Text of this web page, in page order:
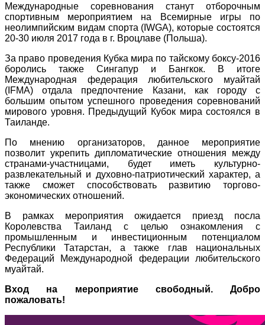
Международные соревнования станут отборочным
спортивным мероприятием на Всемирные игры по
неолимпийским видам спорта ( IWGA), которые состоятся
20-30 июля 2017 года в г. Вроцлаве (Польша).
За право проведения Кубка мира по тайскому боксу-2016
боролись также Сингапур и Бангкок. В итоге
Международная федерация любительского муайтай
( IFMA)отдала предпочтение Казани, как городу с
большим опытом успешного проведения соревнований
мирового уровня. Предыдущий Кубок мира состоялся в
Таиланде.
По мнению организаторов, данное мероприятие
позволит укрепить дипломатические отношения между
странами-участницами, будет иметь культурно-
развлекательный и духовно-патриотический характер, а
также сможет способствовать развитию торгово-
экономических отношений.
В рамках мероприятия ожидается приезд посла
Королевства Таиланд с целью ознакомления с
промышленным и инвестиционным потенциалом
Республики Татарстан, а также глав национальных
Федераций Международной федерации любительского
муайтай.
Вход на мероприятие свободный. Добро
пожаловать!